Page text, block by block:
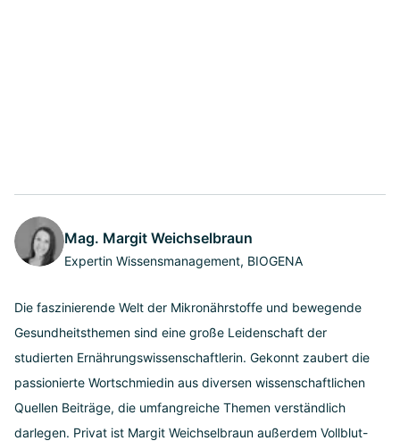
Mag. Margit Weichselbraun
Expertin Wissensmanagement, BIOGENA
Die faszinierende Welt der Mikronährstoffe und bewegende
Gesundheitsthemen sind eine große Leidenschaft der
studierten Ernährungswissenschaftlerin. Gekonnt zaubert die
passionierte Wortschmiedin aus diversen wissenschaftlichen
Quellen Beiträge, die umfangreiche Themen verständlich
darlegen. Privat ist Margit Weichselbraun außerdem Vollblut-